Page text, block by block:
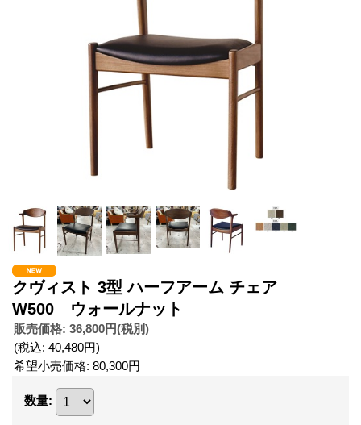
クヴィスト 3型 ハーフアーム チェア
W500 ウォールナット
販売価格: 36,800円(税別)
(税込: 40,480円)
希望小売価格: 80,300円
数量: